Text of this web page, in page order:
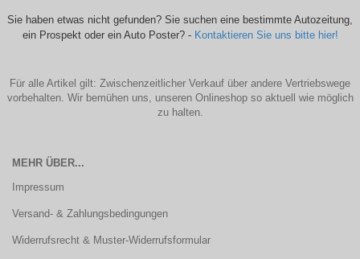
Sie haben etwas nicht gefunden? Sie suchen eine bestimmte Autozeitung,
ein Prospekt oder ein Auto Poster? - Kontaktieren Sie uns bitte hier!
Für alle Artikel gilt: Zwischenzeitlicher Verkauf über andere Vertriebswege
vorbehalten. Wir bemühen uns, unseren Onlineshop so aktuell wie möglich
zu halten.
MEHR ÜBER...
Impressum
Versand- & Zahlungsbedingungen
Widerrufsrecht & Muster-Widerrufsformular